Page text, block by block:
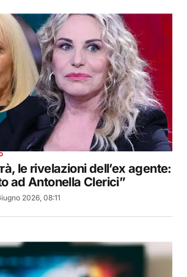
le rivelazioni dell’ex agente:
ad Antonella Clerici”
2026, 08:11